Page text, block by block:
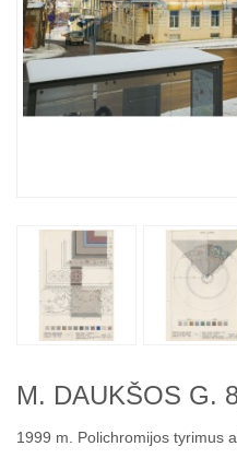
M. DAUKŠOS G.
1999 m. Polichromijos tyrimus